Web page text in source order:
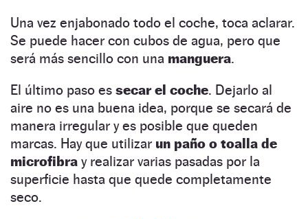
Una vez enjabonado todo el coche, toca aclarar.
Se puede hacer con cubos de agua, pero que
será más sencillo con una manguera.
El último paso es secar el coche. Dejarlo al
aire no es una buena idea, porque se secará de
manera irregular y es posible que queden
marcas. Hay que utilizar un paño o toalla de
microfibra y realizar varias pasadas por la
superficie hasta que quede completamente
seco.